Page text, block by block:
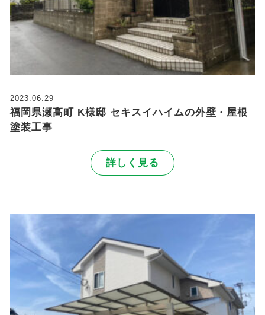
2023.06.29
福岡県瀬高町 K様邸 セキスイハイムの外壁・屋根
塗装工事
詳しく見る